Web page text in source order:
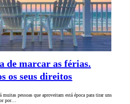
de marcar as férias.
os seus direitos
pessoas que aproveitam está época para tirar uns
por…